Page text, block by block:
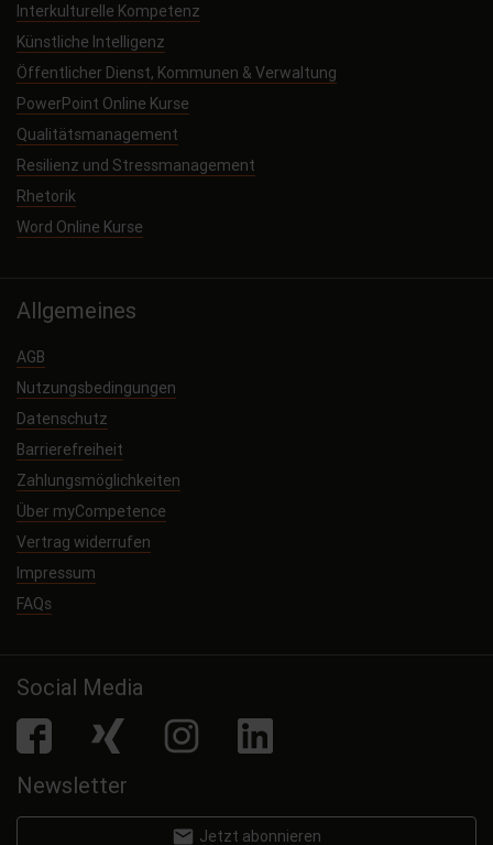
Interkulturelle Kompetenz
Künstliche Intelligenz
Öffentlicher Dienst, Kommunen & Verwaltung
PowerPoint Online Kurse
Qualitätsmanagement
Resilienz und Stressmanagement
Rhetorik
Word Online Kurse
Allgemeines
AGB
Nutzungsbedingungen
Datenschutz
Barrierefreiheit
Zahlungsmöglichkeiten
Über myCompetence
Vertrag widerrufen
Impressum
FAQs
Social Media
facebook Xing Instagram LinkedIn
Newsletter
email Jetzt abonnieren